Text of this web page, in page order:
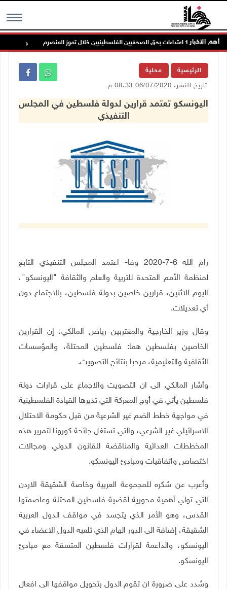
MENU أهم الاخبار
الفلسطينيين خلال تموز المنصرم
الرئيسية محلية
تاريخ النشر: 06/07/2020 08:33 م
اليونسكو تعتمد قرارين لدولة فلسطين في المجلس
التنفيذي
رام الله 6-7-2020 وفا- اعتمد المجلس التنفيذي التابع
لمنظمة الأمم المتحدة للتربية والعلم والثقافة "اليونسكو"،
اليوم الاثنين، قرارين خاصين بدولة فلسطين، بالاجتماع دون
أي تعديلات.
وقال وزير الخارجية والمغتربين رياض المالكي، إن القرارين
الخاصين بفلسطين هما: فلسطين المحتلة، والمؤسسات
الثقافية والتعليمية، مرحبا بنتائج التصويت.
وأشار المالكي الى ان التصويت والاجماع على قرارات دولة
فلسطين يأتي في أوج المعركة التي تديرها القيادة الفلسطينية
في مواجهة خطط الضم غير الشرعية من قبل حكومة الاحتلال
الاسرائيلي غير الشرعي، والتي تستغل جائحة كورونا لتمرير هذه
المخططات العدائية والمناقضة للقانون الدولي ومجالات
اختصاص واتفاقيات ومبادئ اليونسكو.
وأعرب عن شكره للمجموعة العربية وخاصة الشقيقة الاردن
التي تولي أهمية محورية لقضية فلسطين المحتلة وعاصمتها
القدس، وهو الأمر الذي يتجسد في مواقف الدول العربية
الشقيقة، إضافة الى الدور الهام الذي تلعبه الدول الاعضاء في
اليونسكو، والداعمة لقرارات فلسطين المتسقة مع مبادئ
اليونسكو.
وشدد على ضرورة ان تقوم الدول بتحويل مواقفها الى افعال